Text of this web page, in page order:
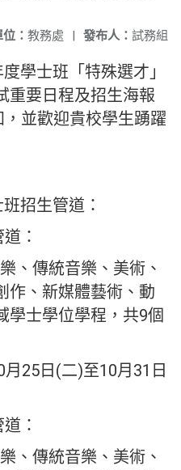
發布人： 試務組
： 教務處 |
學士班「特殊選才」
重要日程及招生海報
並歡迎貴校學生踴躍
招生管道：
：
、傳統音樂、美術、
作、新媒體藝術、動
學士學位學程，共9個
25日(二)至10月31日
：
、傳統音樂、美術、